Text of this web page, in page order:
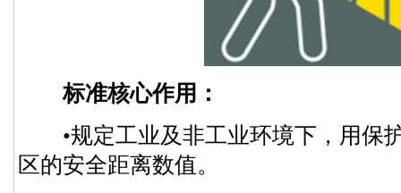
标准核心作用：
•规定工业及非工业环境下，用保
区的安全距离数值。